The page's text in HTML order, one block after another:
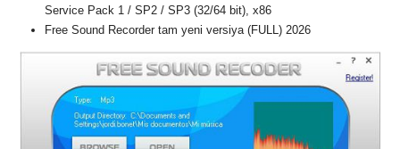
Service Pack 1 / SP2 / SP3 (32/64 bit), x86
Free Sound Recorder tam yeni versiya (FULL) 2026